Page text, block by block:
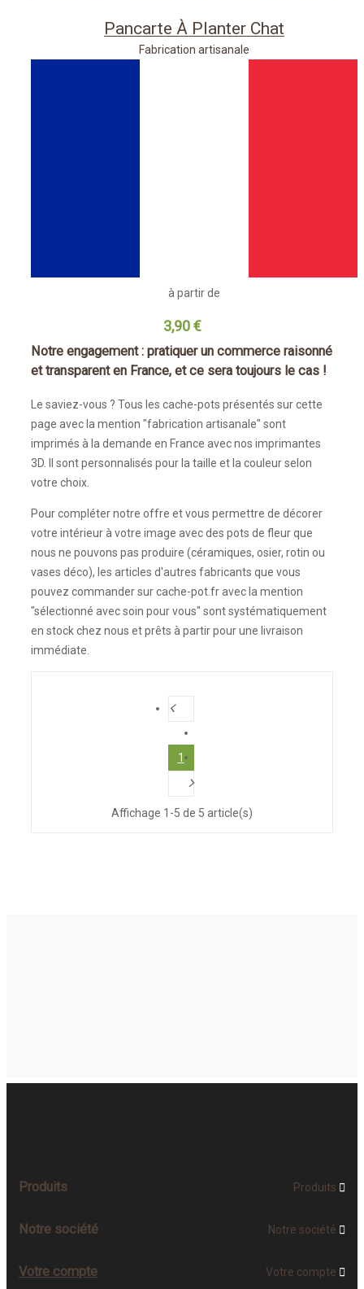
Pancarte À Planter Chat
Fabrication artisanale
à partir de
3,90 €
Notre engagement : pratiquer un commerce raisonné
et transparent en France, et ce sera toujours le cas !
Le saviez-vous ? Tous les cache-pots présentés sur cette
page avec la mention "fabrication artisanale" sont
imprimés à la demande en France avec nos imprimantes
3D. Il sont personnalisés pour la taille et la couleur selon
votre choix.
Pour compléter notre offre et vous permettre de décorer
votre intérieur à votre image avec des pots de fleur que
nous ne pouvons pas produire (céramiques, osier, rotin ou
vases déco), les articles d'autres fabricants que vous
pouvez commander sur cache-pot.fr avec la mention
"sélectionné avec soin pour vous" sont systématiquement
en stock chez nous et prêts à partir pour une livraison
immédiate.
1
Affichage 1-5 de 5 article(s)
Produits Produits 
Notre société Notre société 
Votre compte Votre compte 